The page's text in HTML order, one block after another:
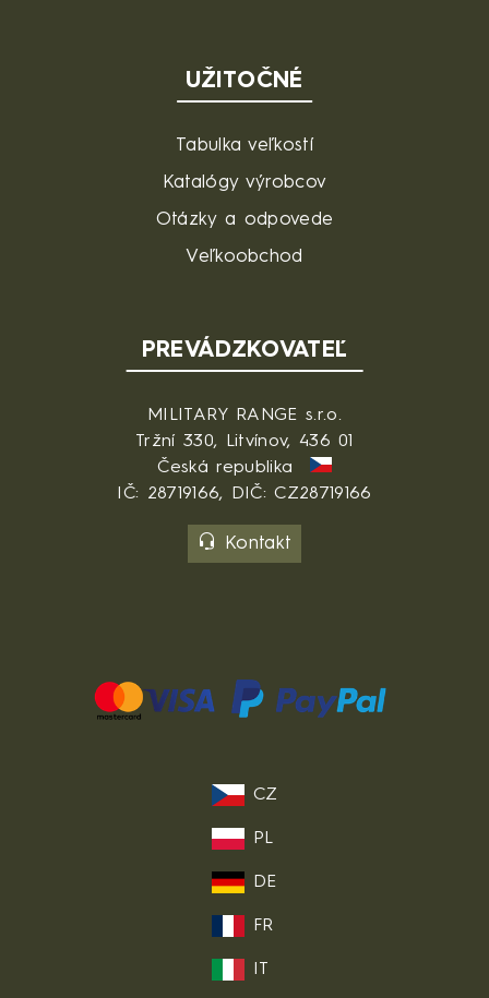
UŽITOČNÉ
Tabulka veľkostí
Katalógy výrobcov
Otázky a odpovede
Veľkoobchod
PREVÁDZKOVATEĽ
MILITARY RANGE s.r.o.
Tržní 330, Litvínov, 436 01
Česká republika
IČ: 28719166, DIČ: CZ28719166
Kontakt
CZ
PL
DE
FR
IT